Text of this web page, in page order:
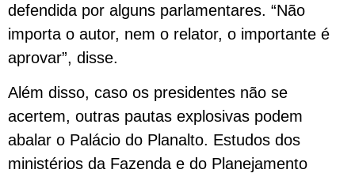
defendida por alguns parlamentares. “Não
importa o autor, nem o relator, o importante é
aprovar”, disse.
Além disso, caso os presidentes não se
acertem, outras pautas explosivas podem
abalar o Palácio do Planalto. Estudos dos
ministérios da Fazenda e do Planejamento